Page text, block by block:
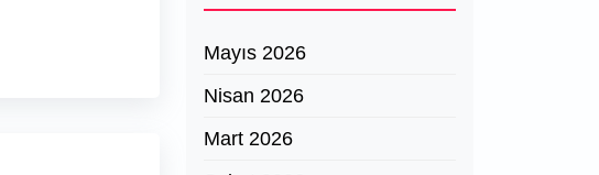
Mayıs 2026
Nisan 2026
Mart 2026